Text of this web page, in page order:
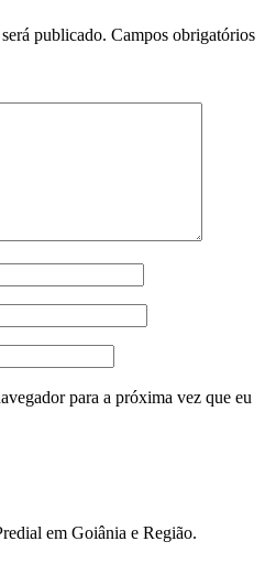
publicado. Campos obrigatórios
para a próxima vez que eu
em Goiânia e Região.